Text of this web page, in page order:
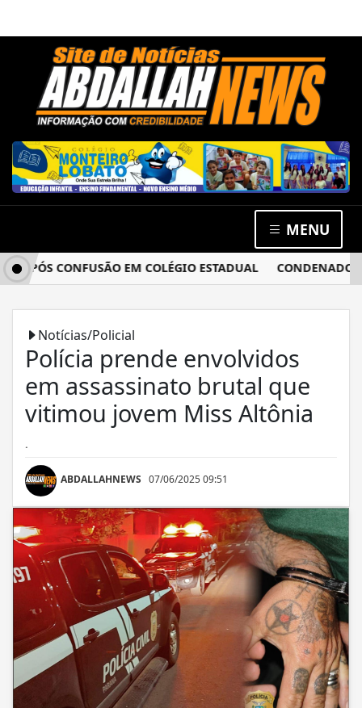
MENU
CONFUSÃO EM COLÉGIO ESTADUAL CONDENADO POR
Notícias/Policial
Polícia prende envolvidos
em assassinato brutal que
vitimou jovem Miss Altônia
ABDALLAHNEWS 07/06/2025 09:51